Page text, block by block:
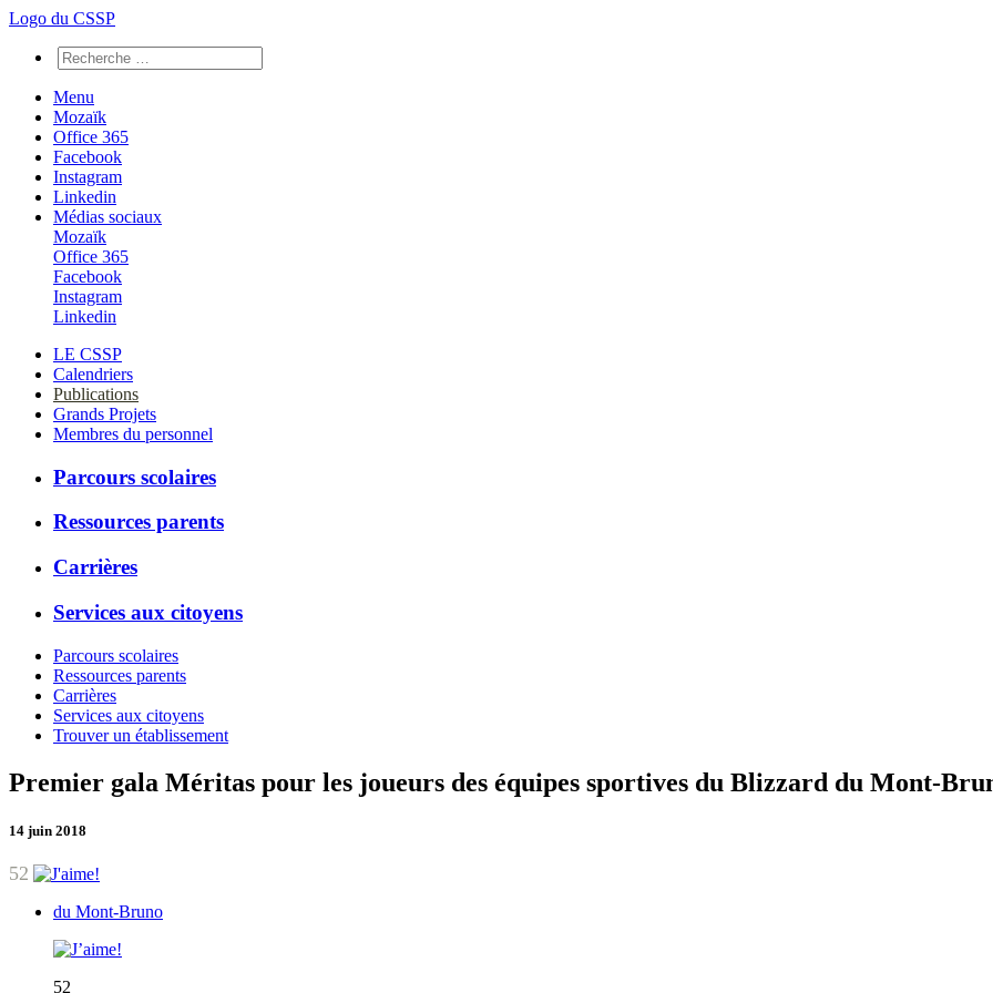
Logo du CSSP
Menu
Mozaïk
Office 365
Facebook
Instagram
Linkedin
Médias sociaux
Mozaïk
Office 365
Facebook
Instagram
Linkedin
LE CSSP
Calendriers
Publications
Grands Projets
Membres du personnel
Parcours scolaires
Ressources parents
Carrières
Services aux citoyens
Parcours scolaires
Ressources parents
Carrières
Services aux citoyens
Trouver un établissement
Premier gala Méritas pour les joueurs des équipes sportives du Blizzard du Mont-
14 juin 2018
52
du Mont-Bruno
52